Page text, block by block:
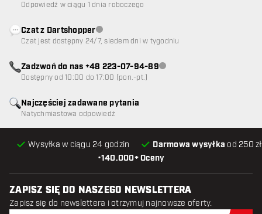
•140.000+ Oceny
Wysyłka w ciągu 24 godzin Darmowa wysyłka od 250
Najczęściej zadawane pytania
Natychmiastowa odpowiedź
Odpowiedź w ciągu 1 dnia roboczego
Czat z DartshopperObsługa klienta niedostępna
Czat jest dostępny 24/7, siedem dni w tygodniu
Zadzwoń do nas +48 223-07-94-89Obsługa klienta niedostępna
Dostępny od 10:00 do 17:00 (pon.-pt.)
ZAPISZ SIĘ DO NASZEGO NEWSLETTERA
Zapisz się do newslettera i otrzymuj najnowsze oferty.